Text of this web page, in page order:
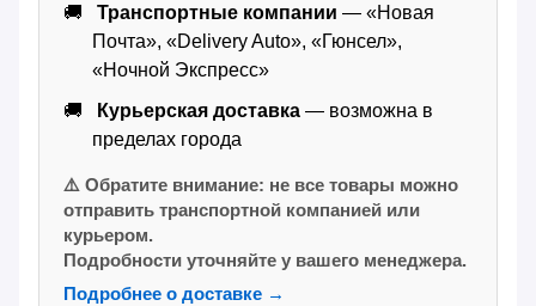
Транспортные компании — «Новая
Почта», «Delivery Auto», «Гюнсел»,
«Ночной Экспресс»
Курьерская доставка — возможна в
пределах города
⚠️ Обратите внимание: не все товары можно
отправить транспортной компанией или
курьером.
Подробности уточняйте у вашего менеджера.
Подробнее о доставке →